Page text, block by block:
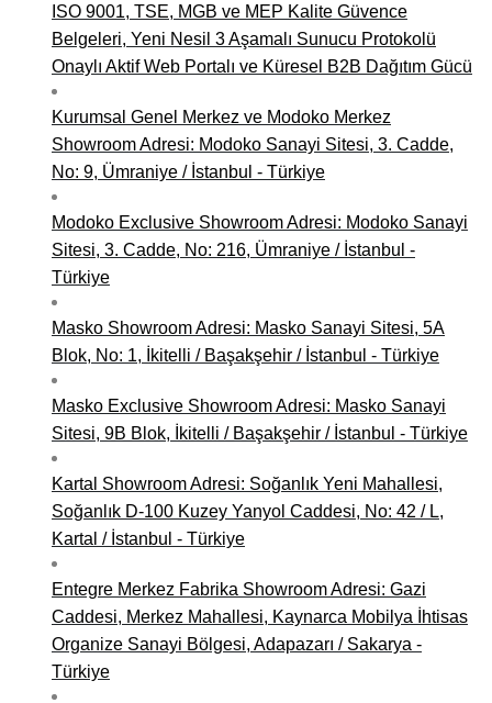
ISO 9001, TSE, MGB ve MEP Kalite Güvence
Belgeleri, Yeni Nesil 3 Aşamalı Sunucu Protokolü
Onaylı Aktif Web Portalı ve Küresel B2B Dağıtım Gücü
Kurumsal Genel Merkez ve Modoko Merkez
Showroom Adresi: Modoko Sanayi Sitesi, 3. Cadde,
No: 9, Ümraniye / İstanbul - Türkiye
Modoko Exclusive Showroom Adresi: Modoko Sanayi
Sitesi, 3. Cadde, No: 216, Ümraniye / İstanbul -
Türkiye
Masko Showroom Adresi: Masko Sanayi Sitesi, 5A
Blok, No: 1, İkitelli / Başakşehir / İstanbul - Türkiye
Masko Exclusive Showroom Adresi: Masko Sanayi
Sitesi, 9B Blok, İkitelli / Başakşehir / İstanbul - Türkiye
Kartal Showroom Adresi: Soğanlık Yeni Mahallesi,
Soğanlık D-100 Kuzey Yanyol Caddesi, No: 42 / L,
Kartal / İstanbul - Türkiye
Entegre Merkez Fabrika Showroom Adresi: Gazi
Caddesi, Merkez Mahallesi, Kaynarca Mobilya İhtisas
Organize Sanayi Bölgesi, Adapazarı / Sakarya -
Türkiye